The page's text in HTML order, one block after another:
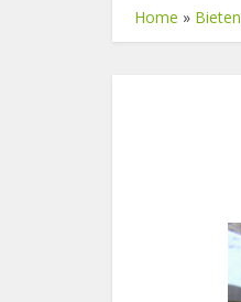
Home » Bieten